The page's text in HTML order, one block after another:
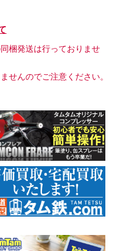
梱発送は行っておりませ
せんのでご注意ください。